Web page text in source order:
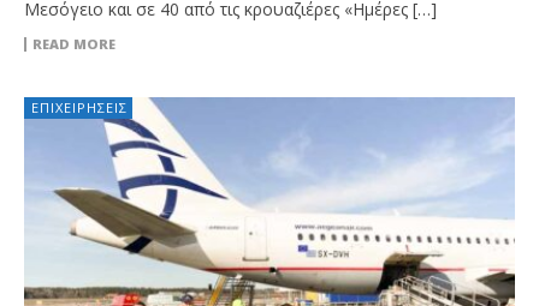
Μεσόγειο και σε 40 από τις κρουαζιέρες «Ημέρες […]
READ MORE
ΕΠΙΧΕΙΡΉΣΕΙΣ